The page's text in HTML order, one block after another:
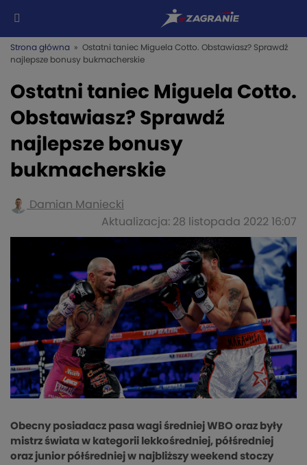
Strona główna » Ostatni taniec Miguela Cotto. Obstawiasz? Sprawdź
najlepsze bonusy bukmacherskie
Ostatni taniec Miguela Cotto.
Obstawiasz? Sprawdź
najlepsze bonusy
bukmacherskie
Damian Maniecki
Aktualizacja: 28 listopada 2022 16:07
Obecny posiadacz pasa wagi średniej WBO oraz były
mistrz świata w kategorii lekkośredniej, półśredniej
oraz junior półśredniej w najbliższy weekend stoczy